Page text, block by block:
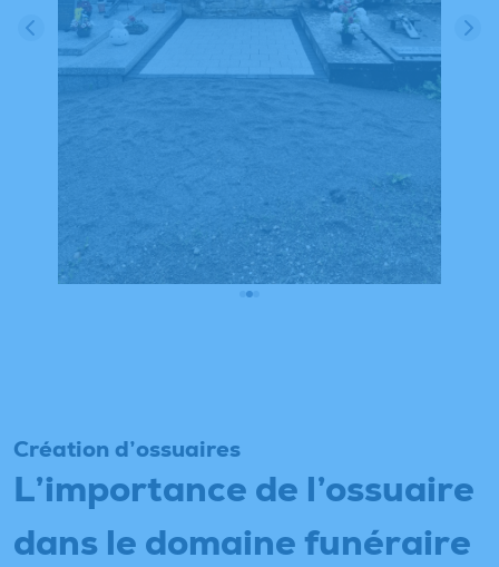
Création d’ossuaires
L’importance de l’ossuaire
dans le domaine funéraire